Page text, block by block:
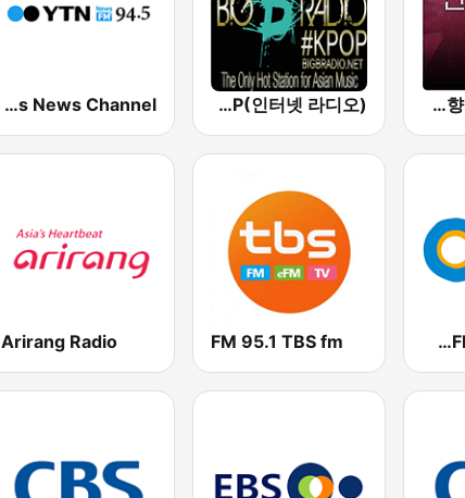
Beam FM - 취향저격 감각 팝송
Big B Radio - KPOP(인터넷 라디오)
YTN 라디오 (YTN FM) - 24 Hours News Channel
SBS 파워FM-SBS 라디오
FM 95.1 TBS fm
Arirang Radio